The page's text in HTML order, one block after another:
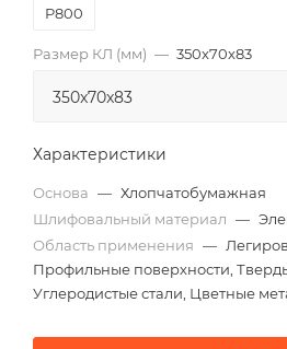
P800
Размер КЛ (мм) — 350x70x83
Характеристики
Основа — Хлопчатобумажная
Шлифовальный материал —
Область применения —
Профильные поверхности,
Углеродистые стали, Цветные